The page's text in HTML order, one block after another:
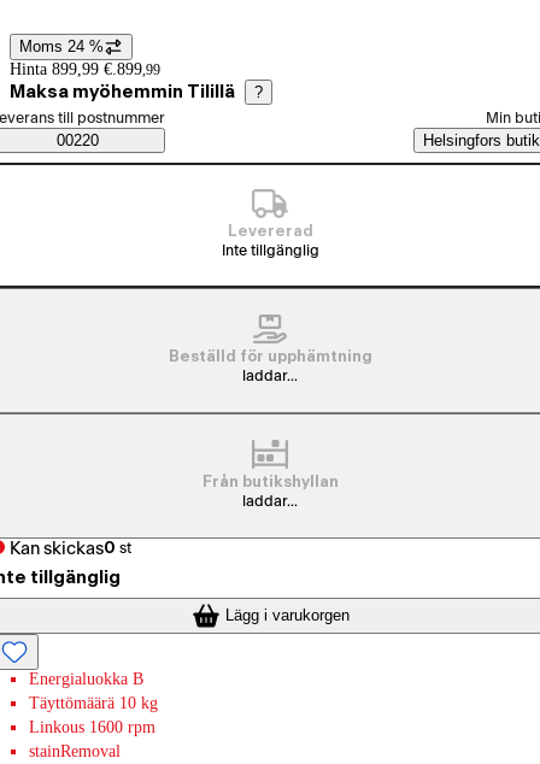
Prisinformation
Moms 24 %
Hinta 899,99 €. 899,99
Maksa myöhemmin Tilillä ?
Saatavuustiedot
beställningssätt
till postnummer
00220
Min
Helsingfors butik
Levererad
Inte tillgänglig
Beställd för upphämtning
laddar...
Från butikshyllan
laddar...
Kan skickas0 st
tillgänglig
Lägg i varukorgen
Energialuokka B
Täyttömäärä 10 kg
Linkous 1600 rpm
stainRemoval